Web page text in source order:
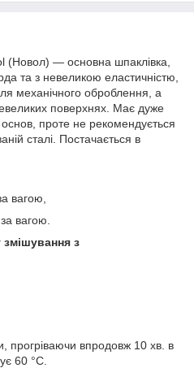
(Новол) — основна шпаклівка,
та з невеликою еластичністю,
механічного оброблення, а
поверхнях. Має дуже
основ, проте не рекомендується
сталі. Постачається в
вагою,
вагою.
з
прогріваючи впродовж 10 хв. в
60 °C.